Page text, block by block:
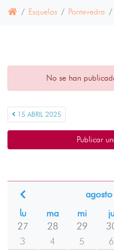
Esquelas Pontevedra
No se han
15 ABRIL 2025
Publicar
lu
ma mi
27
28 29
3
4 5 6